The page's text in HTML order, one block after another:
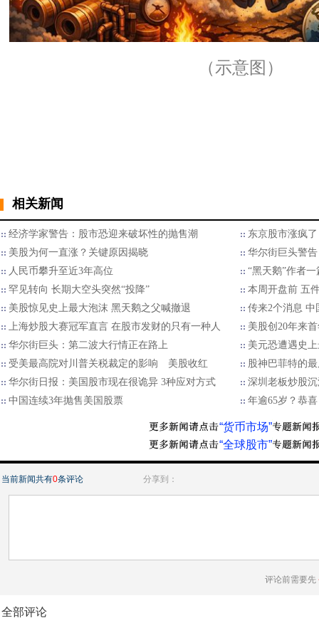
（示意图）
相关新闻
经济学家警告：股市恐迎来破坏性的抛售潮
东京股市涨疯
美股为何一直涨？关键原因揭晓
华尔街巨头警
人民币攀升至近3年高位
“黑天鹅”作者
罕见转向 长期大空头突然“投降”
本周开盘前 五
美股惊见史上最大泡沫 黑天鹅之父喊撤退
传来2个消息 中
上海炒股大赛冠军直言 在股市发财的只有一种人
美股创20年来
华尔街巨头：第二波大行情正在路上
美元恐遭遇史
受美最高院对川普关税裁定的影响 美股收红
股神巴菲特的
华尔街日报：美国股市现在很诡异 3种应对方式
深圳老板炒股
中国连续3年抛售美国股票
年逾65岁？恭
“货币市场”
“全球股市”
当前新闻共有0条评论 分享到：
评论前需要先
全部评论